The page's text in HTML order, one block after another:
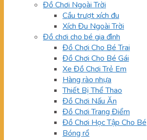
Đồ Chơi Ngoài Trời
Cầu trượt xích đu
Xích Đu Ngoài Trời
Đồ chơi cho bé gia đình
Đồ Chơi Cho Bé Trai
Đồ Chơi Cho Bé Gái
Xe Đồ Chơi Trẻ Em
Hàng rào nhựa
Thiết Bị Thể Thao
Đồ Chơi Nấu Ăn
Đồ Chơi Trang Điểm
Đồ Chơi Học Tập Cho Bé
Bóng rổ